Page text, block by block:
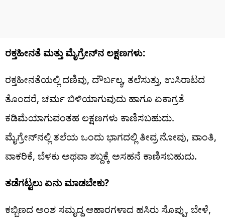
ರಕ್ತಹೀನತೆ ಮತ್ತು ಮೈಗ್ರೇನ್‌ನ ಲಕ್ಷಣಗಳು:
ರಕ್ತಹೀನತೆಯಲ್ಲಿ ದಣಿವು, ದೌರ್ಬಲ್ಯ, ತಲೆಸುತ್ತು, ಉಸಿರಾಟದ
ತೊಂದರೆ, ಚರ್ಮ ಬಿಳಿಯಾಗುವುದು ಹಾಗೂ ಏಕಾಗ್ರತೆ
ಕಡಿಮೆಯಾಗುವಂತಹ ಲಕ್ಷಣಗಳು ಕಾಣಿಸಬಹುದು.
ಮೈಗ್ರೇನ್‌ನಲ್ಲಿ ತಲೆಯ ಒಂದು ಭಾಗದಲ್ಲಿ ತೀವ್ರ ನೋವು, ವಾಂತಿ,
ವಾಕರಿಕೆ, ಬೆಳಕು ಅಥವಾ ಶಬ್ದಕ್ಕೆ ಅಸಹನೆ ಕಾಣಿಸಬಹುದು.
ತಡೆಗಟ್ಟಲು ಏನು ಮಾಡಬೇಕು?
ಕಬ್ಬಿಣದ ಅಂಶ ಸಮೃದ್ಧ ಆಹಾರಗಳಾದ ಹಸಿರು ಸೊಪ್ಪು, ಬೇಳೆ,